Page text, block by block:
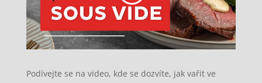
Podívejte se na video, kde se dozvíte, jak vařit ve